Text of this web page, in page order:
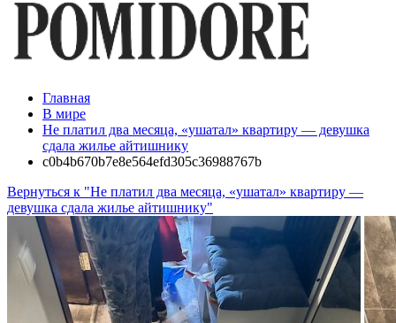
Главная
В мире
Не платил два месяца, «ушатал» квартиру — девушка
сдала жилье айтишнику
c0b4b670b7e8e564efd305c36988767b
Вернуться к "Не платил два месяца, «ушатал» квартиру —
девушка сдала жилье айтишнику"